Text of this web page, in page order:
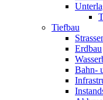
Tiefbau
Erdbau
Bahn-